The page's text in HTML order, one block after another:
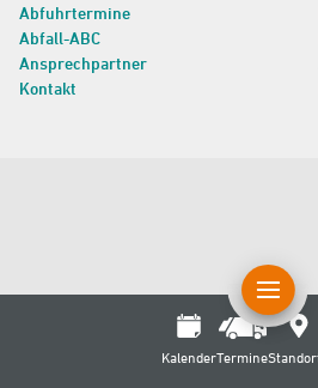
Abfuhrtermine
Abfall-ABC
Ansprechpartner
Kontakt
KalenderTermine